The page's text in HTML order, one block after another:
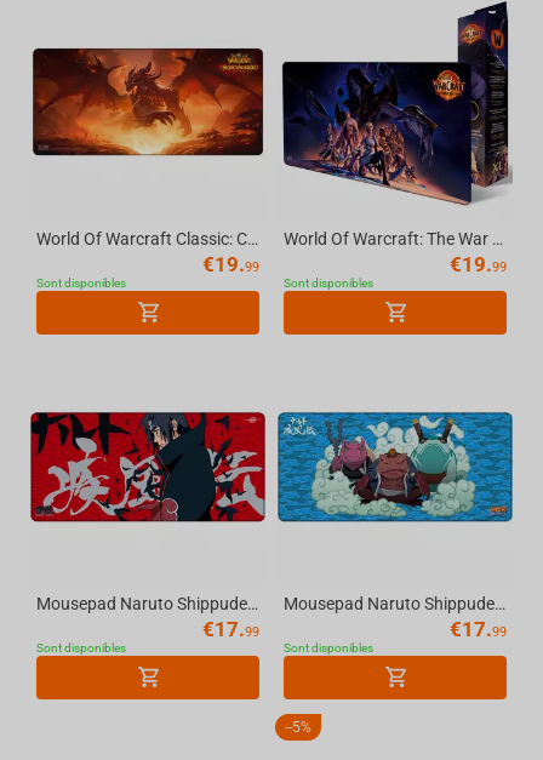
World Of Warcraft Classic: Cataclysm Deathwing, Mousepad, XL
€19.99
Sont disponibles
World Of Warcraft: The War Within, Mousepad, XL
€19.99
Sont disponibles
Mousepad Naruto Shippuden Itachi Uchiha, XL
€17.99
Sont disponibles
Mousepad Naruto Shippuden Toads From Mount Myoboku, XL
€17.99
Sont disponibles
- 5%